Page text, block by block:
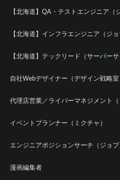
【北海道】QA・テストエンジニア（
【北海道】インフラエンジニア（ジョ
【北海道】テックリード（サーバーサ
自社Webデザイナー（デザイン戦略室
代理店営業／ライバーマネジメント（
イベントプランナー（ミクチャ）
エンジニアポジションサーチ（ジョブ
漫画編集者